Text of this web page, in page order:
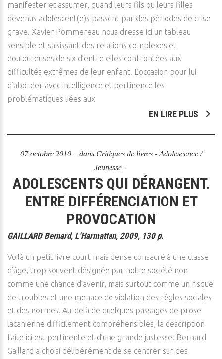
manifester et assumer, quand leurs fils ou leurs filles
devenus adolescent(e)s passent par des périodes de crise
grave. Xavier Pommereau nous dresse ici un tableau
sensible et saisissant des relations complexes et
douloureuses de six d’entre elles confrontées aux
difficultés extrêmes de leur enfant. L’occasion pour lui
d’aborder avec intelligence et pertinence les
problématiques liées aux
EN LIRE PLUS
07 octobre 2010 dans Critiques de livres - Adolescence /
Jeunesse
ADOLESCENTS QUI DÉRANGENT.
ENTRE DIFFÉRENCIATION ET
PROVOCATION
GAILLARD Bernard, L’Harmattan, 2009, 130 p.
Voilà un petit livre court mais dense consacré à une classe
d’âge, trop souvent désignée par notre société non
comme une chance d’avenir, mais surtout comme un risque
de troubles et une menace de violation des règles sociales
et des normes. Au-delà de quelques passages de prose
lacanienne difficilement compréhensibles, la description
faite ici est pertinente et d’une grande justesse. Bernard
Gaillard a choisi délibérément de se centrer sur des